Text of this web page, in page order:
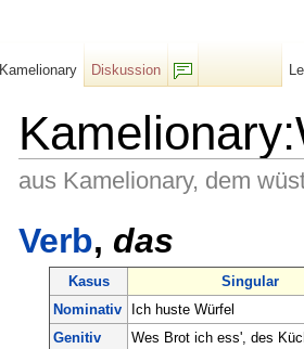
aus Kamelionary, dem
Verb, das
Kasus
Singular
Nominativ
Ich huste Würfel
Genitiv
Wes Brot ich ess', des
Kamelionary
Diskussion